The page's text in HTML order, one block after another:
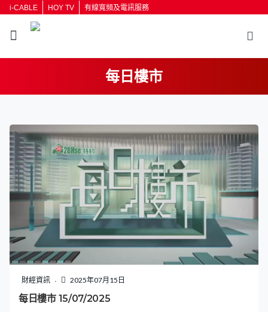
i-CABLE HOY TV 有線寬頻及電訊服務
每日樓市
財經資訊 2025年07月15日
每日樓市 15/07/2025